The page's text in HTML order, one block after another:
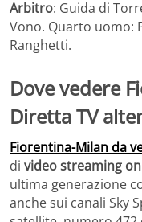
Arbitro: Guida di
Vono. Quarto uomo:
Ranghetti.
Dove vedere
Diretta TV
Fiorentina-Milan da
di video streaming
ultima generazione
anche sui canali Sky